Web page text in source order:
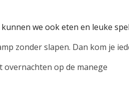
we ook eten en leuke
zonder slapen. Dan kom je
op de manege